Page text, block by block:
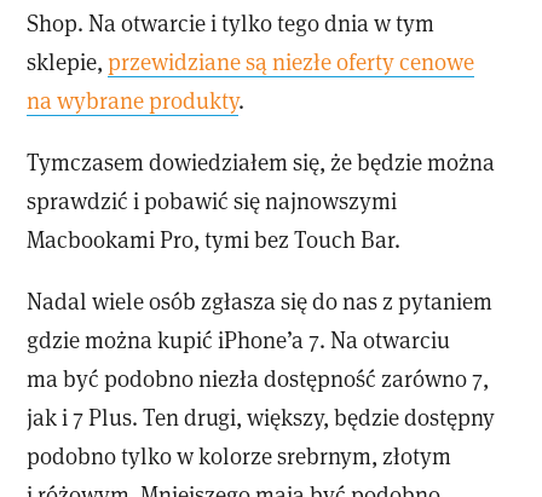
Shop. Na otwarcie i tylko tego dnia w tym
sklepie,przewidziane są niezłe oferty cenowe
na wybrane produkty.
Tymczasem dowiedziałem się, że będzie można
sprawdzić i pobawić się najnowszymi
Macbookami Pro, tymi bez Touch Bar.
Nadal wiele osób zgłasza się do nas z pytaniem
gdzie można kupić iPhone’a 7. Na otwarciu
ma być podobno niezła dostępność zarówno 7,
jak i 7 Plus. Ten drugi, większy, będzie dostępny
podobno tylko w kolorze srebrnym, złotym